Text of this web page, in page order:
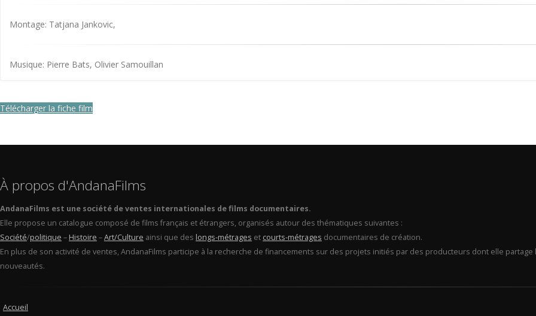
Montage: Tatjana Jankovic,
Musique: Pierre Bats, Olivier Samouillan
Télécharger la fiche film
À propos d'AndanaFilms
AndanaFilms est une société de ventes internationales de films documentaires.
Elle propose un catalogue composé de films français et étrangers, organisés autour des thématiques suivantes :
Société/politique – Histoire –Art/Culture ainsi que des longs-métrages et courts-métrages documentaires de création.
En plus de son activité de ventes, AndanaFilms participe à la recherche de financements sur des projets initiés par des producteurs dont elle partage
nouveautés.
Accueil